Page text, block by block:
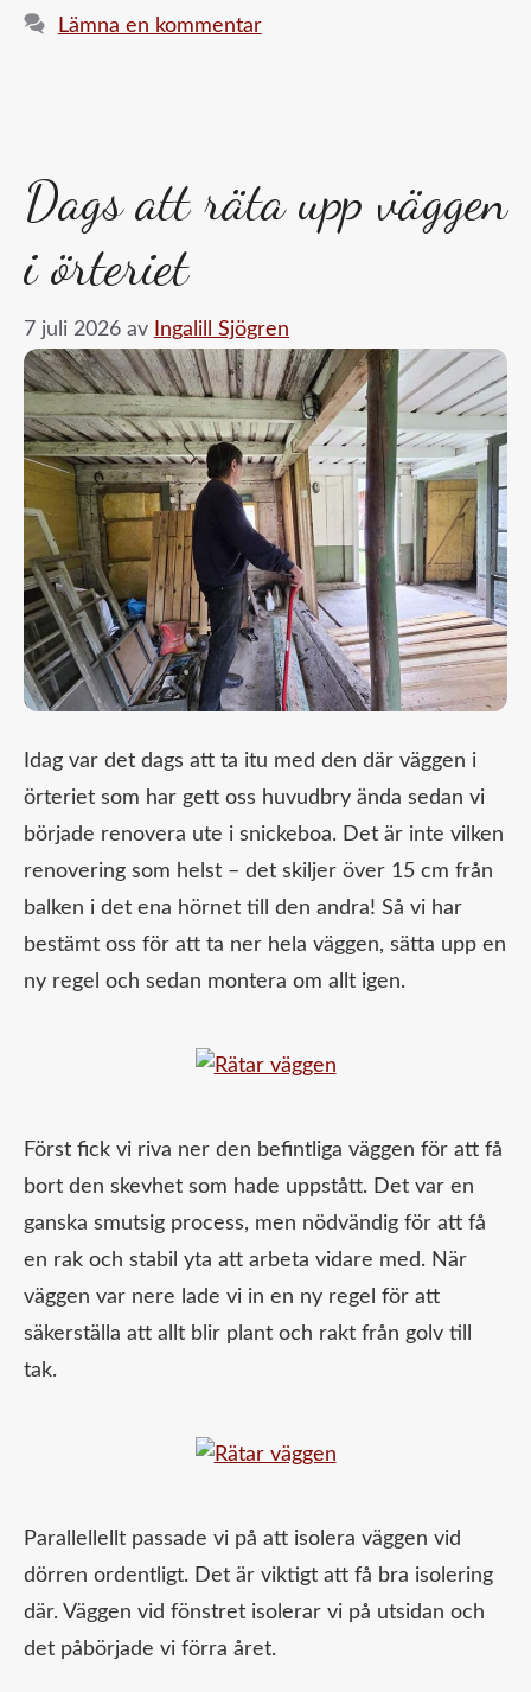
Lämna en kommentar
Dags att räta upp väggen
i örteriet
7 juli 2026 av Ingalill Sjögren
Idag var det dags att ta itu med den där väggen i
örteriet som har gett oss huvudbry ända sedan vi
började renovera ute i snickeboa. Det är inte vilken
renovering som helst – det skiljer över 15 cm från
balken i det ena hörnet till den andra! Så vi har
bestämt oss för att ta ner hela väggen, sätta upp en
ny regel och sedan montera om allt igen.
Först fick vi riva ner den befintliga väggen för att få
bort den skevhet som hade uppstått. Det var en
ganska smutsig process, men nödvändig för att få
en rak och stabil yta att arbeta vidare med. När
väggen var nere lade vi in en ny regel för att
säkerställa att allt blir plant och rakt från golv till
tak.
Parallellellt passade vi på att isolera väggen vid
dörren ordentligt. Det är viktigt att få bra isolering
där. Väggen vid fönstret isolerar vi på utsidan och
det påbörjade vi förra året.